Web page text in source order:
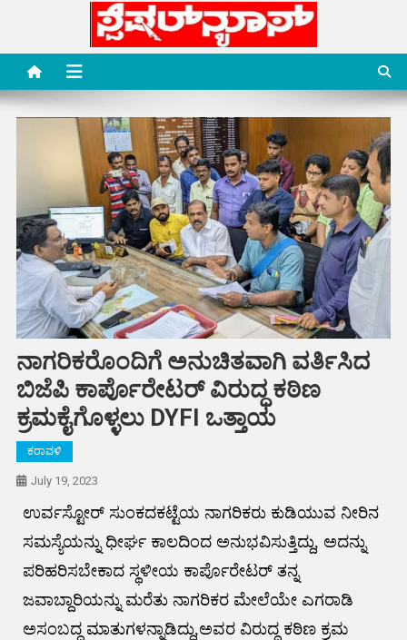
content
Special News Media
Special News Media
ನಾಗರಿಕರೊಂದಿಗೆ ಅನುಚಿತವಾಗಿ ವರ್ತಿಸಿದ
ಬಿಜೆಪಿ ಕಾರ್ಪೊರೇಟರ್ ವಿರುದ್ಧ ಕಠಿಣ
ಕ್ರಮಕೈಗೊಳ್ಳಲು DYFI ಒತ್ತಾಯ
ಕರಾವಳಿ
July 19, 2023
ಉರ್ವಸ್ಟೋರ್ ಸುಂಕದಕಟ್ಟೆಯ ನಾಗರಿಕರು ಕುಡಿಯುವ ನೀರಿನ
ಸಮಸ್ಯೆಯನ್ನು ಧೀರ್ಘ ಕಾಲದಿಂದ ಅನುಭವಿಸುತ್ತಿದ್ದು, ಅದನ್ನು
ಪರಿಹರಿಸಬೇಕಾದ ಸ್ಥಳೀಯ ಕಾರ್ಪೊರೇಟರ್ ತನ್ನ
ಜವಾಬ್ದಾರಿಯನ್ನು ಮರೆತು ನಾಗರಿಕರ ಮೇಲೆಯೇ ಎಗರಾಡಿ
ಅಸಂಬದ್ಧ ಮಾತುಗಳನ್ನಾಡಿದ್ದು,ಅವರ ವಿರುದ್ಧ ಕಠಿಣ ಕ್ರಮ